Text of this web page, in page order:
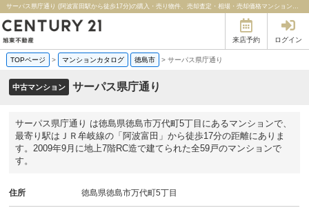
サーパス県庁通り (阿波富田駅から徒歩17分)の購入・売り物件、売却査定・相場・売却価格マンション情報｜センチュリー21旭東不動産
来店予約 ログイン
TOPページ > マンションカタログ 徳島市 > サーパス県庁通り
中古マンション サーパス県庁通り
サーパス県庁通り は徳島県徳島市万代町5丁目にあるマンションで、
最寄り駅はＪＲ牟岐線の「阿波富田」から徒歩17分の距離にありま
す。2009年9月に地上7階RC造で建てられた全59戸のマンションで
す。
住所 徳島県徳島市万代町5丁目